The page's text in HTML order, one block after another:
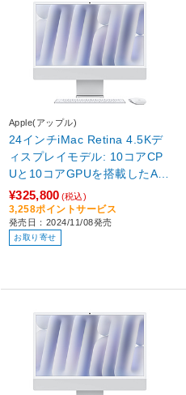
Apple(アップル)
24インチiMac Retina 4.5Kデ
ィスプレイモデル: 10コアCP
Uと10コアGPUを搭載したAp
ple M4チップ, 16GB, 512GB
SSD - シルバー シルバー MW
UV3J/A
¥325,800 (税込)
3,258ポイントサービス
発売日：2024/11/08発売
お取り寄せ